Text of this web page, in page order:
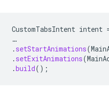
CustomTabsIntent intent
…
. setStartAnimations(
. setExitAnimations(
.build();